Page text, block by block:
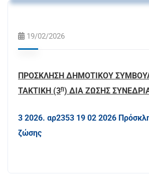
19/02/2026
ΠΡΟΣΚΛΗΣΗ ΔΗΜΟΤΙΚΟΥ
ΤΑΚΤΙΚΗ (3η) ΔΙΑ ΖΩΣΗΣ
3 2026. αρ2353 19 02 2026
ζώσης